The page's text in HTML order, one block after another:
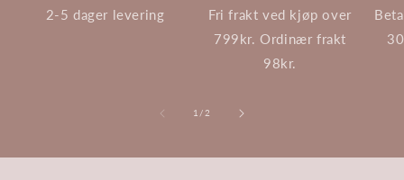
2-5 dager levering
Fri frakt ved kjøp over
799kr. Ordinær frakt
98kr.
1 /av2